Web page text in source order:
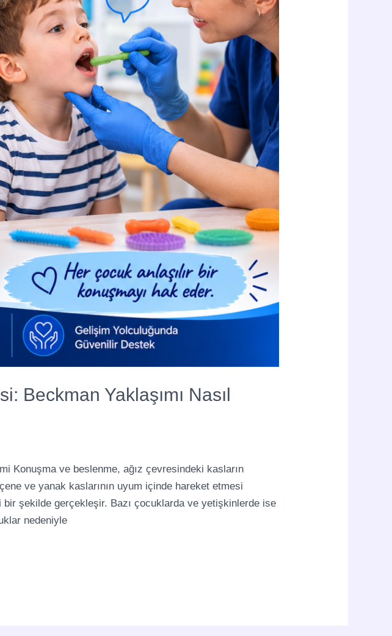
Beckman Yaklaşımı Nasıl
Konuşma ve beslenme, ağız çevresindeki kasların
ve yanak kaslarının uyum içinde hareket etmesi
şekilde gerçekleşir. Bazı çocuklarda ve yetişkinlerde ise
nedeniyle